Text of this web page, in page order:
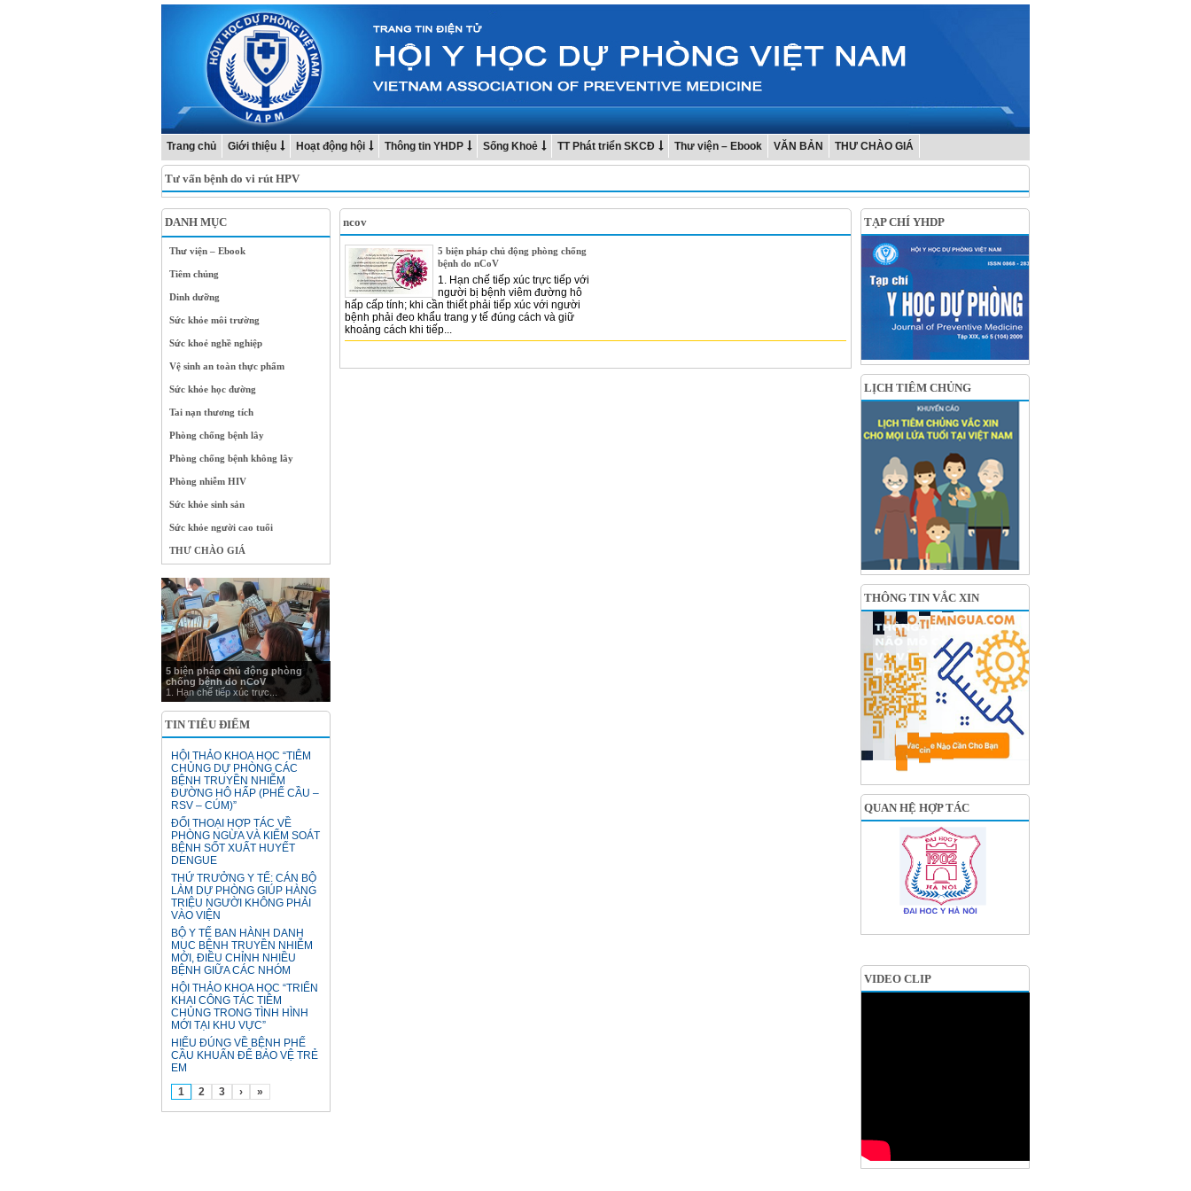
Trang chủ Giới thiệu Hoạt động hội Thông tin YHDP Sống Khoẻ TT Phát triển SKCĐ Thư viện – Ebook VĂN BẢN THƯ CHÀO GIÁ
Tư vấn bệnh do vi rút HPV
DANH MỤC
Thư viện – Ebook
Tiêm chủng
Dinh dưỡng
Sức khỏe môi trường
Sức khoẻ nghề nghiệp
Vệ sinh an toàn thực phẩm
Sức khỏe học đường
Tai nạn thương tích
Phòng chống bệnh lây
Phòng chống bệnh không lây
Phòng nhiễm HIV
Sức khỏe sinh sản
Sức khỏe người cao tuổi
THƯ CHÀO GIÁ
5 biện pháp chủ động phòng
chống bệnh do nCoV
1. Hạn chế tiếp xúc trực...
TIN TIÊU ĐIỂM
HỘI THẢO KHOA HỌC “TIÊM
CHỦNG DỰ PHÒNG CÁC
BỆNH TRUYỀN NHIỄM
ĐƯỜNG HÔ HẤP (PHẾ CẦU –
RSV – CÚM)”
ĐỐI THOẠI HỢP TÁC VỀ
PHÒNG NGỪA VÀ KIỂM SOÁT
BỆNH SỐT XUẤT HUYẾT
DENGUE
THỨ TRƯỞNG Y TẾ: CÁN BỘ
LÀM DỰ PHÒNG GIÚP HÀNG
TRIỆU NGƯỜI KHÔNG PHẢI
VÀO VIỆN
BỘ Y TẾ BAN HÀNH DANH
MỤC BỆNH TRUYỀN NHIỄM
MỚI, ĐIỀU CHỈNH NHIỀU
BỆNH GIỮA CÁC NHÓM
HỘI THẢO KHOA HỌC “TRIỂN
KHAI CÔNG TÁC TIÊM
CHỦNG TRONG TÌNH HÌNH
MỚI TẠI KHU VỰC”
HIỂU ĐÚNG VỀ BỆNH PHẾ
CẦU KHUẨN ĐỂ BẢO VỆ TRẺ
EM
1
2 3 › »
ncov
5 biện pháp chủ động phòng chống
bệnh do nCoV
1. Hạn chế tiếp xúc trực tiếp với
người bị bệnh viêm đường hô
hấp cấp tính; khi cần thiết phải tiếp xúc với người
bệnh phải đeo khẩu trang y tế đúng cách và giữ
khoảng cách khi tiếp...
TẠP CHÍ YHDP
LỊCH TIÊM CHỦNG
THÔNG TIN VẮC XIN
QUAN HỆ HỢP TÁC
VIDEO CLIP